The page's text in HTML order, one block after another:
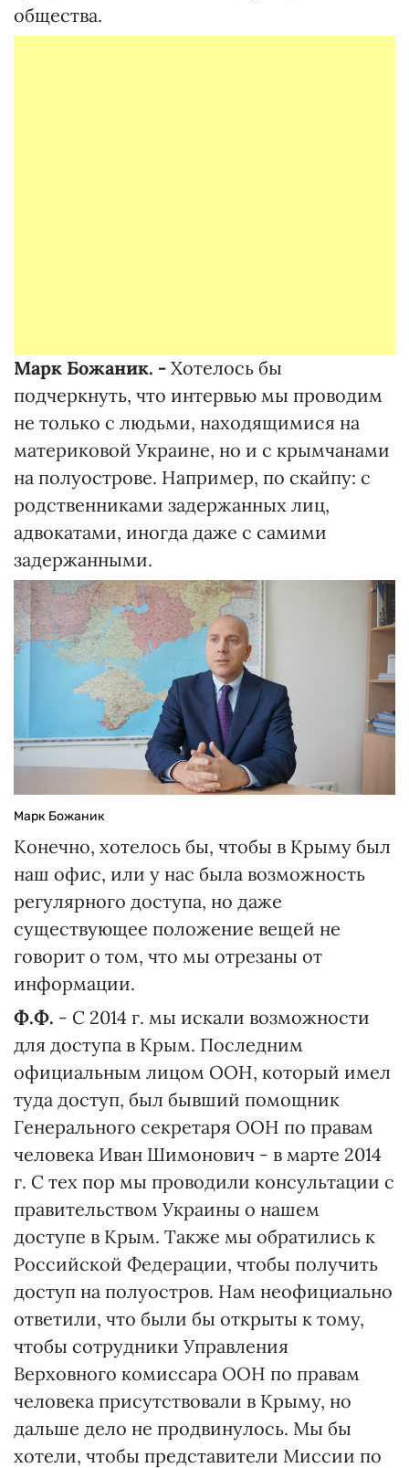
общества.
Марк Божаник. - Хотелось бы
подчеркнуть, что интервью мы проводим
не только с людьми, находящимися на
материковой Украине, но и с крымчанами
на полуострове. Например, по скайпу: с
родственниками задержанных лиц,
адвокатами, иногда даже с самими
задержанными.
Марк Божаник
Конечно, хотелось бы, чтобы в Крыму был
наш офис, или у нас была возможность
регулярного доступа, но даже
существующее положение вещей не
говорит о том, что мы отрезаны от
информации.
Ф.Ф. - С 2014 г. мы искали возможности
для доступа в Крым. Последним
официальным лицом ООН, который имел
туда доступ, был бывший помощник
Генерального секретаря ООН по правам
человека Иван Шимонович - в марте 2014
г. С тех пор мы проводили консультации с
правительством Украины о нашем
доступе в Крым. Также мы обратились к
Российской Федерации, чтобы получить
доступ на полуостров. Нам неофициально
ответили, что были бы открыты к тому,
чтобы сотрудники Управления
Верховного комиссара ООН по правам
человека присутствовали в Крыму, но
дальше дело не продвинулось. Мы бы
хотели, чтобы представители Миссии по